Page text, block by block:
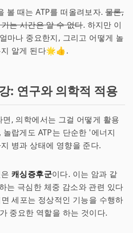
볼 때는 ATP를 떠올려보자. 물론,
는 시간은 알 수 없다. 하지만 이
마나 중요한지, 그리고 어떻게 놀
알게 된다🌟👍.
: 연구와 의학적 적용
, 의학에서는 그걸 어떻게 활용
랍게도 ATP는 단순한 '에너지
병과 상태에 영향을 준다.
캐싱증후군이다. 이는 암과 같
는 극심한 체중 감소와 관련 있다
세포는 정상적인 기능을 수행하
중요한 역할을 하는 것이다.